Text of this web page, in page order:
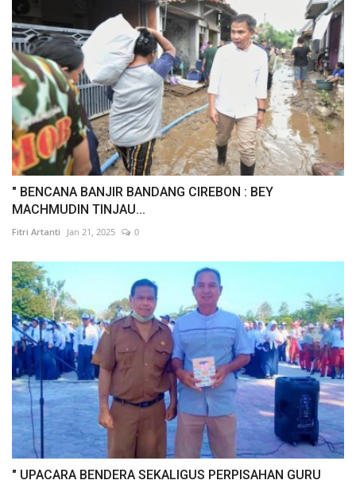
" BENCANA BANJIR BANDANG CIREBON : BEY
MACHMUDIN TINJAU...
Fitri Artanti Jan 21, 2025 0
" UPACARA BENDERA SEKALIGUS PERPISAHAN GURU